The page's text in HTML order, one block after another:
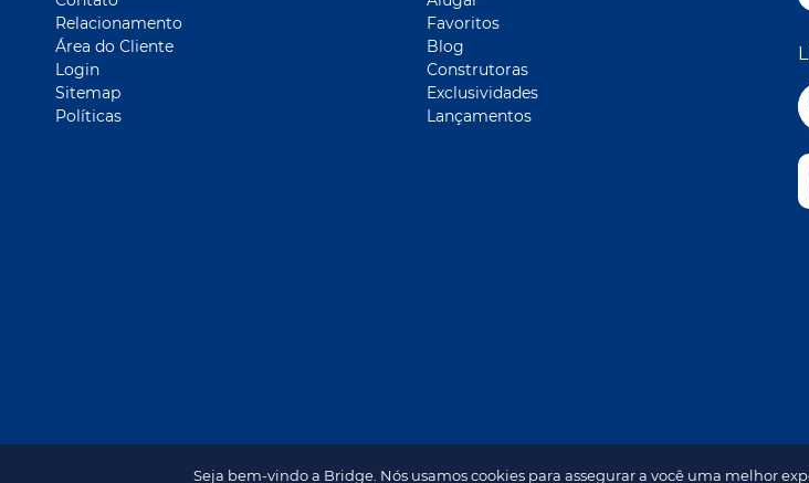
Relacionamento
Área do Cliente
Login
Sitemap
Políticas
Favoritos
Blog
Construtoras
Exclusividades
Lançamentos
Seja bem-vindo a Bridge. Nós usamos cookies para assegurar a você uma melhor